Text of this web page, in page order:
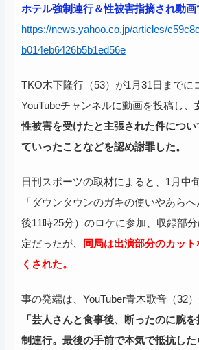
ホテル強制連行＆性被害指摘され動画
https://news.yahoo.co.jp/articles/
b014eb6426b5b1ed56e
TKO木下隆行（53）が1月31日までに
YouTubeチャンネルに動画を投稿し、
性被害を受けたと主張された件につ
ていったことなどを認め謝罪した。
日刊スポーツの取材によると、1月中
「ダウンタウンのガキの使いやあら
後11時25分）のロケに参加、収録部
定だったが、
同局は出演部分のカッ
くされた。
事の発端は、YouTuber青木歌音（32
「芸人さんと食事後、断ったのに腕
制連行。最後の手前で本気で抵抗した